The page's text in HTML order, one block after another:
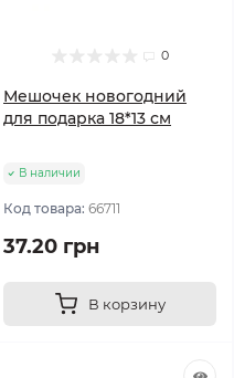
0
Мешочек новогодний
для подарка 18*13 см
В наличии
Код товара: 66711
37.20 грн
В корзину